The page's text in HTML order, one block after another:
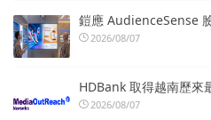
鎧應 AudienceSense
2026/08/07
HDBank 取得越南歷來
2026/08/07